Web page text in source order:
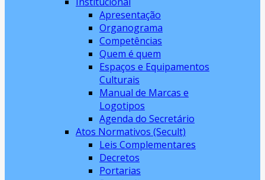
Apresentação
Organograma
Competências
Quem é quem
Espaços e Equipamentos
Culturais
Manual de Marcas e
Logotipos
Agenda do Secretário
Atos Normativos (Secult)
Leis Complementares
Decretos
Portarias